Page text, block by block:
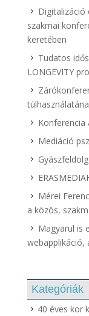
Digitalizáció
szakmai
keretében
Tudatos
LONGEVITY
Konferencia
Mediáció
Mérei
a közös,
Magyarul is
webapplikáció,
Kategóriák
40 éves kor